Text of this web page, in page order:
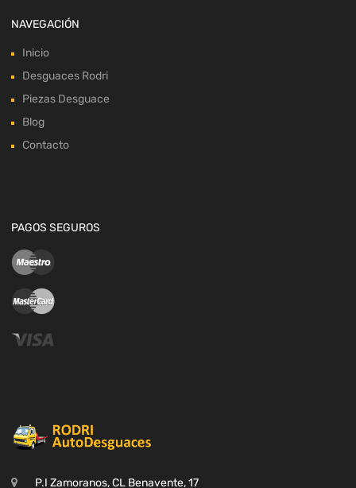
NAVEGACIÓN
Inicio
Desguaces Rodri
Piezas Desguace
Blog
Contacto
PAGOS SEGUROS
P.I Zamoranos, CL Benavente, 17